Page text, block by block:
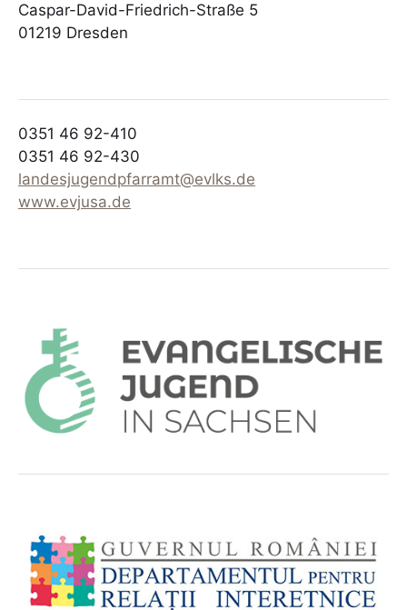
Caspar-David-Friedrich-Straße 5
01219 Dresden
0351 46 92-410
0351 46 92-430
landesjugendpfarramt@evlks.de
www.evjusa.de